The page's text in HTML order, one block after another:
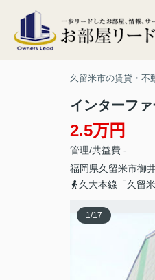
久留米市の賃貸・不
インターフ
2.5万円
管理/共益費 -
福岡県久留米市御
久大本線「久留
1/17